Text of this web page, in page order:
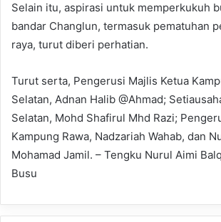
Selain itu, aspirasi untuk memperkukuh
bandar Changlun, termasuk pematuhan
raya, turut diberi perhatian.
Turut serta, Pengerusi Majlis Ketua
Selatan, Adnan Halib @Ahmad;
Selatan, Mohd Shafirul Mhd Razi;
Kampung Rawa, Nadzariah Wahab, dan
Mohamad Jamil. – Tengku Nurul Aimi
Busu